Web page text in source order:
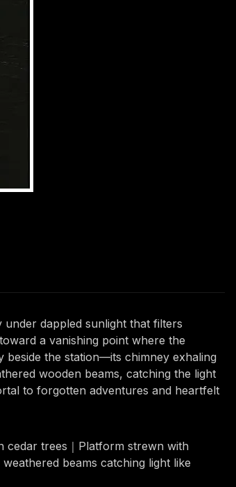
dappled sunlight that filters
a vanishing point where the
beside the station—its chimney exhaling
wooden beams, catching the light
to forgotten adventures and heartfelt
cedar trees｜Platform strewn with
beams catching light like